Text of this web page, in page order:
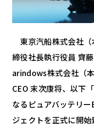
東京都中央区八重
東京汽船株式会社
締役社長執行役員 齊
arindows株式会社（
CEO 末次康将、以下
なるピュアバッテリ
ジェクトを正式に開始